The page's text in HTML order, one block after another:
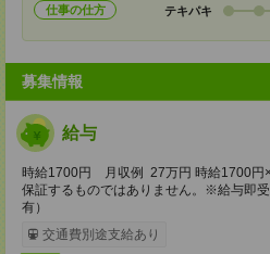
仕事の仕方 テキパキ
募集情報
給与
時給1700円 月収例 27万円 時給1700
保証するものではありません。※給与即
有）
交通費別途支給あり